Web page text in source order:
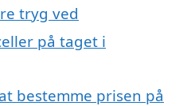
tryg ved
på taget i
bestemme prisen på